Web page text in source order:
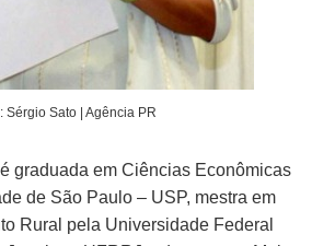
Sérgio Sato | Agência PR
é graduada em Ciências Econômicas
de São Paulo – USP, mestra em
Rural pela Universidade Federal